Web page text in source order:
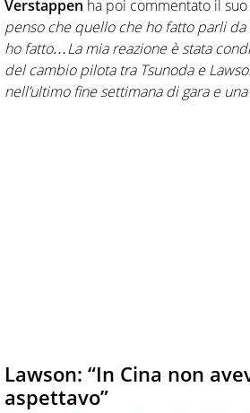
Verstappen ha poi commentato il
penso che quello che ho fatto parli
ho fatto…La mia reazione è stata
del cambio pilota tra Tsunoda e
nell’ultimo fine settimana di gara e
Lawson: “In Cina non
aspettavo”